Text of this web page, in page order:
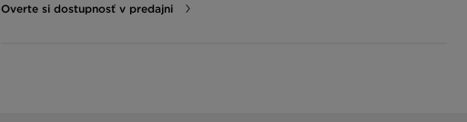
Overte si dostupnosť v predajni